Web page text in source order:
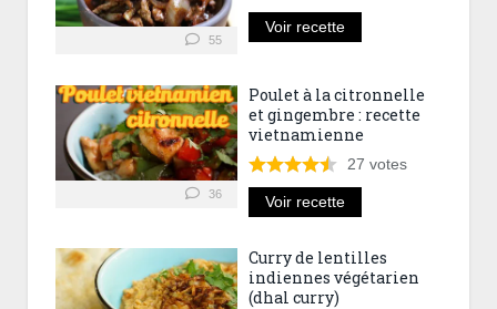
55
Voir recette
36
Poulet à la citronnelle
et gingembre : recette
vietnamienne
27 votes
Voir recette
Curry de lentilles
indiennes végétarien
(dhal curry)